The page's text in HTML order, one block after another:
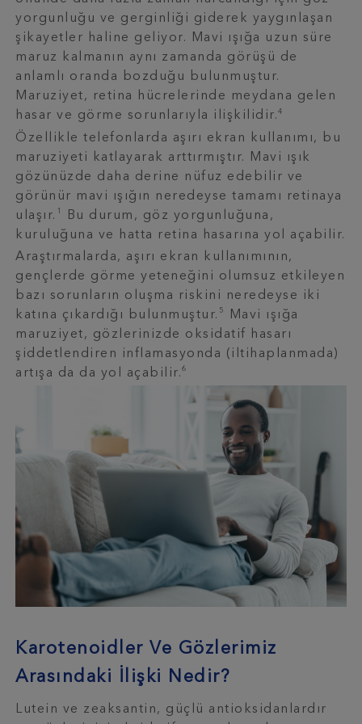
yorgunluğu ve gerginliği giderek yaygınlaşan
şikayetler haline geliyor. Mavi ışığa uzun süre
maruz kalmanın aynı zamanda görüşü de
anlamlı oranda bozduğu bulunmuştur.
Maruziyet, retina hücrelerinde meydana gelen
hasar ve görme sorunlarıyla ilişkilidir. 4
Özellikle telefonlarda aşırı ekran kullanımı, bu
maruziyeti katlayarak arttırmıştır. Mavi ışık
gözünüzde daha derine nüfuz edebilir ve
görünür mavi ışığın neredeyse tamamı retinaya
ulaşır. 1
Bu durum, göz yorgunluğuna,
kuruluğuna ve hatta retina hasarına yol açabilir.
Araştırmalarda, aşırı ekran kullanımının,
gençlerde görme yeteneğini olumsuz etkileyen
bazı sorunların oluşma riskini neredeyse iki
katına çıkardığı bulunmuştur. 5
Mavi ışığa
maruziyet, gözlerinizde oksidatif hasarı
şiddetlendiren inflamasyonda (iltihaplanmada)
artışa da da yol açabilir. 6
Karotenoidler Ve Gözlerimiz
Arasındaki İlişki Nedir?
Lutein ve zeaksantin, güçlü antioksidanlardır